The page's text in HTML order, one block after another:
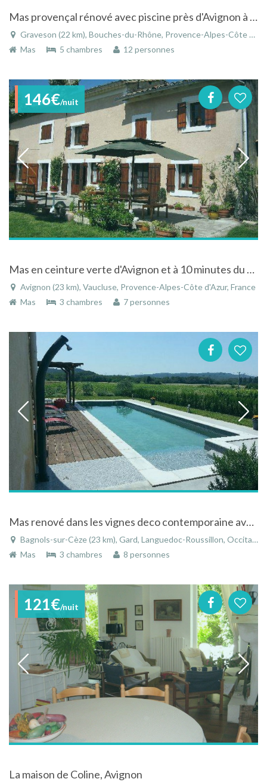
Mas provençal rénové avec piscine près d'Avignon à Graveson dans les Bouches-du-Rhône en Provence
Graveson (22 km), Bouches-du-Rhône, Provence-Alpes-Côte d'Azur, France
Mas
5 chambres 12 personnes
146€/nuit
Mas en ceinture verte d'Avignon et à 10 minutes du centre ville
Avignon (23 km), Vaucluse, Provence-Alpes-Côte d'Azur, France
Mas
3 chambres 7 personnes
Mas renové dans les vignes deco contemporaine avec piscine au calme à Bagnols-sur-Cèze
Bagnols-sur-Cèze (23 km), Gard, Languedoc-Roussillon, Occitanie, France
Mas
3 chambres 8 personnes
121€/nuit
La maison de Coline, Avignon